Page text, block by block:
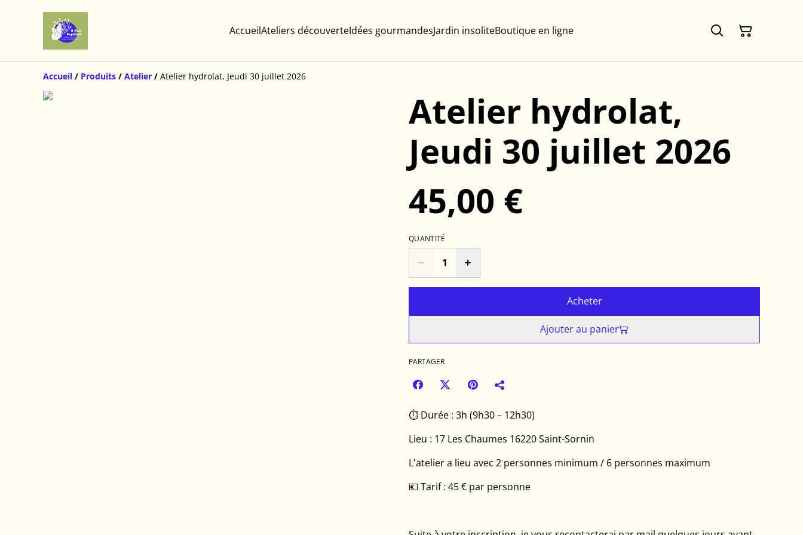
AccueilAteliers découverteIdées gourmandesJardin insoliteBoutique en ligne
Accueil / Produits / Atelier / Atelier hydrolat, Jeudi 30 juillet 2026
Atelier hydrolat,
Jeudi 30 juillet 2026
45,00 €
QUANTITÉ
Acheter
Ajouter au panier
PARTAGER
⏱ Durée : 3h (9h30 – 12h30)
Lieu : 17 Les Chaumes 16220 Saint-Sornin
L'atelier a lieu avec 2 personnes minimum / 6 personnes maximum
💶 Tarif : 45 € par personne